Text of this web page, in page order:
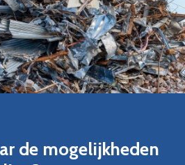
de mogelijkheden